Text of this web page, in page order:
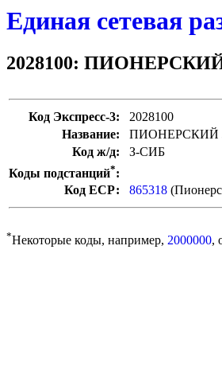
Единая сетевая
2028100:
Код Экспресс-3:
2028100
Название:
ПИОНЕРСКИЙ
Код ж/д:
З-СИБ
Коды подстанций*:
Код ЕСР:
865318
*Некоторые коды, например, 2000000,